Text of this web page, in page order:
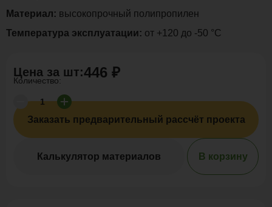
Цена за шт:446 ₽
Количество:
Заказать предварительный рассчёт проекта
Калькулятор материалов В корзину
Материал: высокопрочный полипропилен
Температура эксплуатации: от +120 до -50 °С